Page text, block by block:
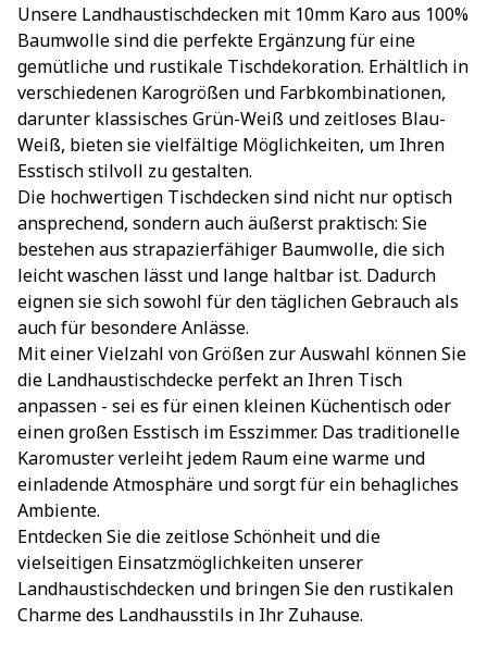
Unsere Landhaustischdecken mit 10mm Karo aus 100%
Baumwolle sind die perfekte Ergänzung für eine
gemütliche und rustikale Tischdekoration. Erhältlich in
verschiedenen Karogrößen und Farbkombinationen,
darunter klassisches Grün-Weiß und zeitloses Blau-
Weiß, bieten sie vielfältige Möglichkeiten, um Ihren
Esstisch stilvoll zu gestalten.
Die hochwertigen Tischdecken sind nicht nur optisch
ansprechend, sondern auch äußerst praktisch: Sie
bestehen aus strapazierfähiger Baumwolle, die sich
leicht waschen lässt und lange haltbar ist. Dadurch
eignen sie sich sowohl für den täglichen Gebrauch als
auch für besondere Anlässe.
Mit einer Vielzahl von Größen zur Auswahl können Sie
die Landhaustischdecke perfekt an Ihren Tisch
anpassen - sei es für einen kleinen Küchentisch oder
einen großen Esstisch im Esszimmer. Das traditionelle
Karomuster verleiht jedem Raum eine warme und
einladende Atmosphäre und sorgt für ein behagliches
Ambiente.
Entdecken Sie die zeitlose Schönheit und die
vielseitigen Einsatzmöglichkeiten unserer
Landhaustischdecken und bringen Sie den rustikalen
Charme des Landhausstils in Ihr Zuhause.